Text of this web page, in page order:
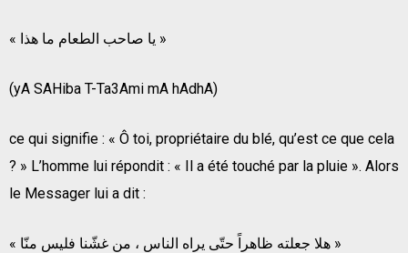
« يا صاحب الطعام ما هذا »
(yA SAHiba T-Ta3Ami mA hAdhA)
ce qui signifie : « Ô toi, propriétaire du blé, qu’est ce que cela
? » L’homme lui répondit : « Il a été touché par la pluie ». Alors
le Messager lui a dit :
« هلا جعلته ظاهراً حتّى يراه الناس ، من غشّنا فليس منّا »